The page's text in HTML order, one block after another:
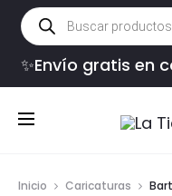
Búsqueda
de
productos
✨Envío gratis en
Inicio Caricaturas